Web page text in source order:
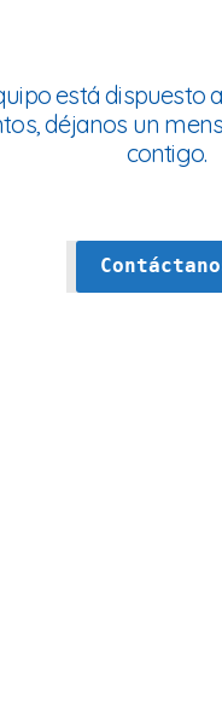
está dispuesto
déjanos un
contigo.